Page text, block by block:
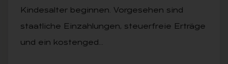
Kindesalter beginnen. Vorgesehen sind
staatliche Einzahlungen, steuerfreie Erträge
und ein kostenged…